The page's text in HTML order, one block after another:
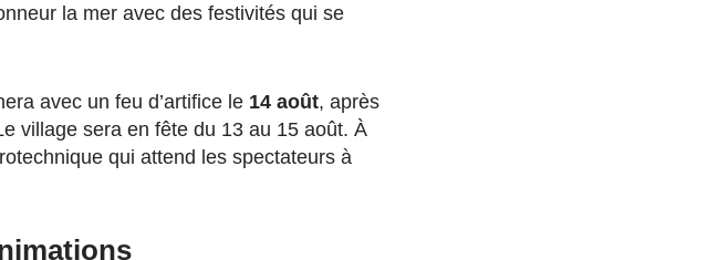
la mer avec des festivités qui se
avec un feu d’artifice le 14 août, après
village sera en fête du 13 au 15 août. À
qui attend les spectateurs à